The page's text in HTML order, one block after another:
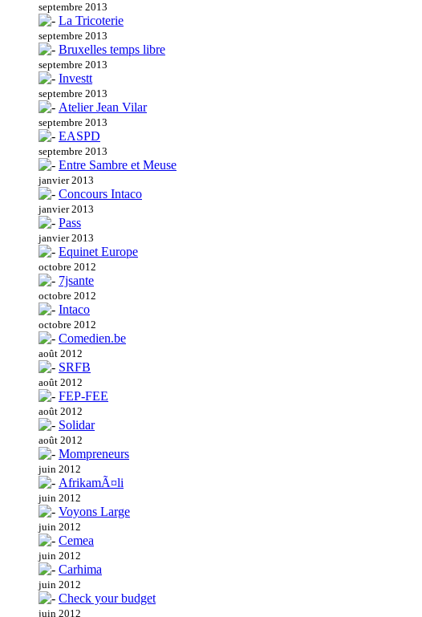
septembre 2013
La Tricoterie
septembre 2013
Bruxelles temps libre
septembre 2013
Investt
septembre 2013
Atelier Jean Vilar
septembre 2013
EASPD
septembre 2013
Entre Sambre et Meuse
janvier 2013
Concours Intaco
janvier 2013
Pass
janvier 2013
Equinet Europe
octobre 2012
7jsante
octobre 2012
Intaco
octobre 2012
Comedien.be
août 2012
SRFB
août 2012
FEP-FEE
août 2012
Solidar
août 2012
Mompreneurs
juin 2012
AfrikamÃ¤li
juin 2012
Voyons Large
juin 2012
Cemea
juin 2012
Carhima
juin 2012
Check your budget
juin 2012